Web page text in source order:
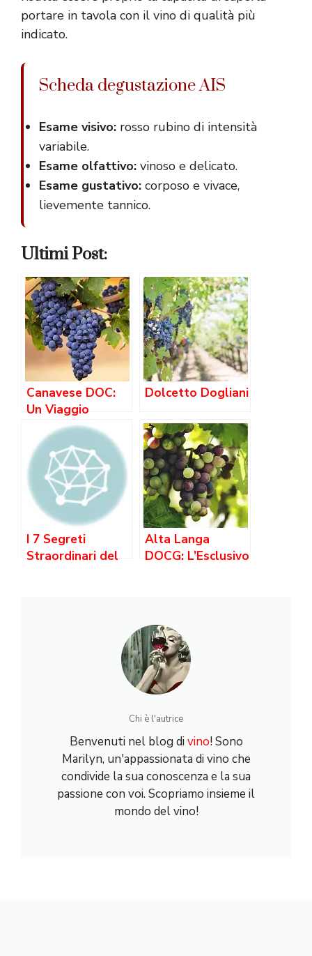
portare in tavola con il vino di qualità più
indicato.
Scheda degustazione AIS
Esame visivo: rosso rubino di intensità
variabile.
Esame olfattivo: vinoso e delicato.
Esame gustativo: corposo e vivace,
lievemente tannico.
Ultimi Post:
Canavese DOC:
Un Viaggio
Straordinario nel
Prestigioso
Patrimonio
Enologico
Piemontese
Dolcetto Dogliani
I 7 Segreti
Straordinari del
Alta Langa
DOCG: L’Esclusivo
Chi è l'autrice
Benvenuti nel blog divino! Sono
Marilyn, un'appassionata di vino che
condivide la sua conoscenza e la sua
passione con voi. Scopriamo insieme il
mondo del vino!